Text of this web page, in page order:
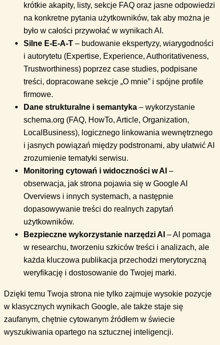
krótkie akapity, listy, sekcje FAQ oraz jasne odpowiedzi
na konkretne pytania użytkowników, tak aby można je
było w całości przywołać w wynikach AI.
Silne E-E-A-T – budowanie ekspertyzy, wiarygodności
i autorytetu (Expertise, Experience, Authoritativeness,
Trustworthiness) poprzez case studies, podpisane
treści, dopracowane sekcje „O mnie” i spójne profile
firmowe.
Dane strukturalne i semantyka – wykorzystanie
schema.org (FAQ, HowTo, Article, Organization,
LocalBusiness), logicznego linkowania wewnętrznego
i jasnych powiązań między podstronami, aby ułatwić AI
zrozumienie tematyki serwisu.
Monitoring cytowań i widoczności w AI –
obserwacja, jak strona pojawia się w Google AI
Overviews i innych systemach, a następnie
dopasowywanie treści do realnych zapytań
użytkowników.
Bezpieczne wykorzystanie narzędzi AI – AI pomaga
w researchu, tworzeniu szkiców treści i analizach, ale
każda kluczowa publikacja przechodzi merytoryczną
weryfikację i dostosowanie do Twojej marki.
Dzięki temu Twoja strona nie tylko zajmuje wysokie pozycje
w klasycznych wynikach Google, ale także staje się
zaufanym, chętnie cytowanym źródłem w świecie
wyszukiwania opartego na sztucznej inteligencji.